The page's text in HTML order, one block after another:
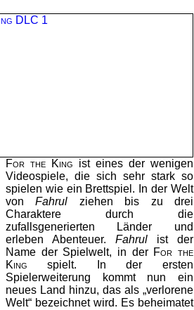
For the King ist eines der wenigen
Videospiele, die sich sehr stark so
spielen wie ein Brettspiel. In der Welt
vonFahrul ziehen bis zu drei
Charaktere durch die
zufallsgenerierten Länder und
erleben Abenteuer. Fahrulist der
Name der Spielwelt, in der For the
King spielt. In der ersten
Spielerweiterung kommt nun ein
neues Land hinzu, das als „verlorene
Welt“ bezeichnet wird. Es beheimatet